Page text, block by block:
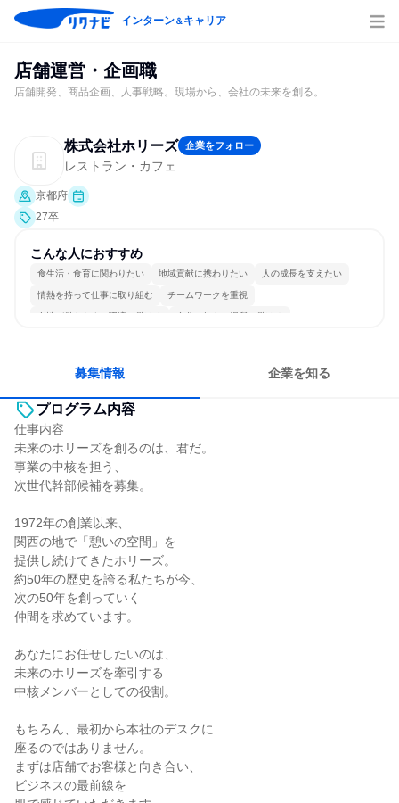
インターン＆キャリア
店舗運営・企画職
店舗開発、商品企画、人事戦略。現場から、会社の未来を創る。
株式会社ホリーズ 企業をフォロー
レストラン・カフェ
京都府
27卒
こんな人におすすめ
食生活・食育に関わりたい 地域貢献に携わりたい 人の成長を支えたい
情熱を持って仕事に取り組む チームワークを重視
女性が働きやすい環境で働ける 自分の好きな場所で働ける
募集情報 企業を知る
プログラム内容
仕事内容
未来のホリーズを創るのは、君だ。
事業の中核を担う、
次世代幹部候補を募集。
1972年の創業以来、
関西の地で「憩いの空間」を
提供し続けてきたホリーズ。
約50年の歴史を誇る私たちが今、
次の50年を創っていく
仲間を求めています。
あなたにお任せしたいのは、
未来のホリーズを牽引する
中核メンバーとしての役割。
もちろん、最初から本社のデスクに
座るのではありません。
まずは店舗でお客様と向き合い、
ビジネスの最前線を